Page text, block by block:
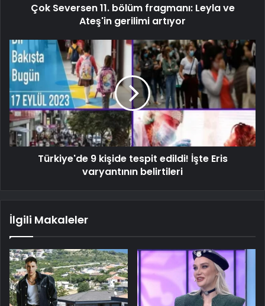
Çok Seversen 11. bölüm fragmanı: Leyla ve
Ateş'in gerilimi artıyor
Türkiye'de 9 kişide tespit edildi! İşte Eris
varyantının belirtileri
İlgili Makaleler